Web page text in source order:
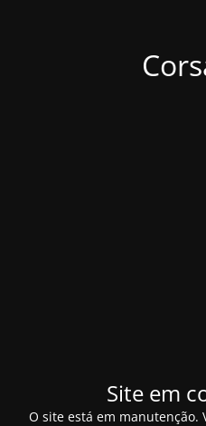
Site em
O site está em manutenção.